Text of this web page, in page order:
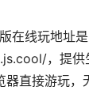
在线玩地址是
，提供
直接游玩，